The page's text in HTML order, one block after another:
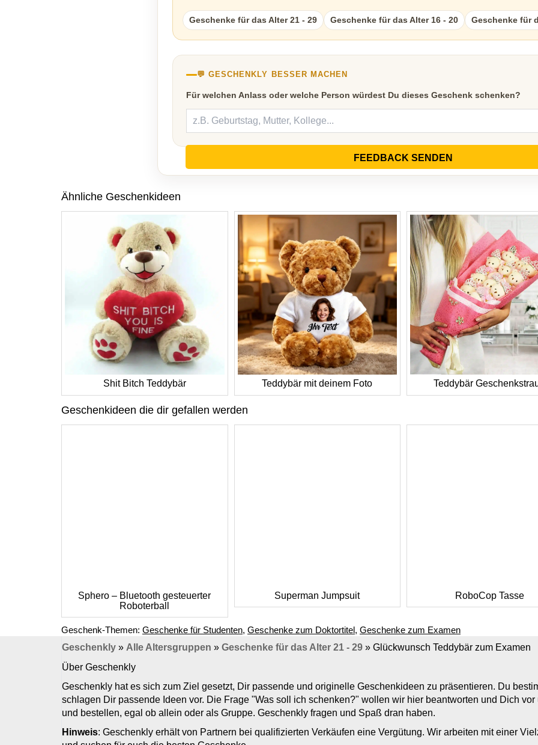
Geschenke für das Alter 21 - 29 Geschenke für das Alter 16 - 20 Geschenke für
💬 GESCHENKLY BESSER MACHEN
Für welchen Anlass oder welche Person würdest Du dieses Geschenk schenken?
FEEDBACK SENDEN
Ähnliche Geschenkideen
Shit Bitch Teddybär Teddybär mit deinem Foto Teddybär
Geschenkideen die dir gefallen werden
Sphero – Bluetooth gesteuerter
Roboterball
Superman Jumpsuit RoboCop Tasse
Geschenk-Themen: Geschenke für Studenten, Geschenke zum Doktortitel, Geschenke zum Examen
Geschenkly » Alle Altersgruppen » Geschenke für das Alter 21 - 29 » Glückwunsch Teddybär zum Examen
Über Geschenkly
Geschenkly hat es sich zum Ziel gesetzt, Dir passende und originelle Geschenkideen zu präsentieren. Du
schlagen Dir passende Ideen vor. Die Frage "Was soll ich schenken?" wollen wir hier beantworten und Dich
und bestellen, egal ob allein oder als Gruppe. Geschenkly fragen und Spaß dran haben.
Hinweis: Geschenkly erhält von Partnern bei qualifizierten Verkäufen eine Vergütung. Wir arbeiten mit einer